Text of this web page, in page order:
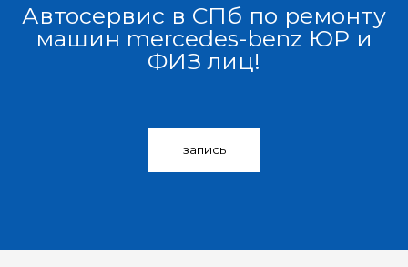
Автосервис в СПб по ремонту
машин mercedes-benz ЮР и
ФИЗ лиц!
запись